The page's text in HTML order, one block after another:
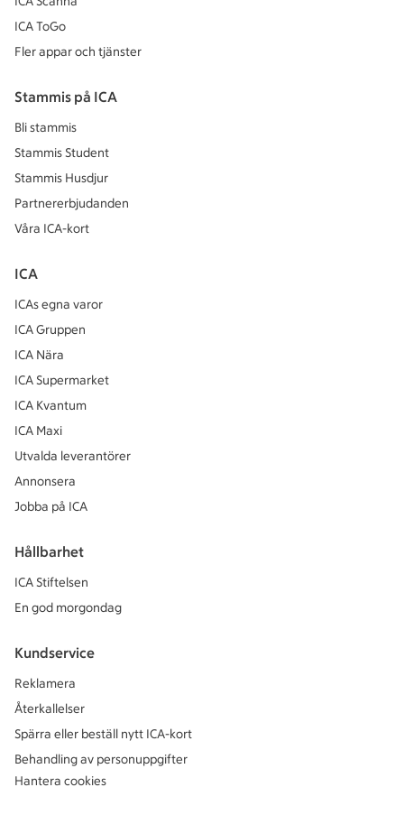
ICA ToGo
Fler appar och tjänster
Stammis på ICA
Bli stammis
Stammis Student
Stammis Husdjur
Partnererbjudanden
Våra ICA-kort
ICA
ICAs egna varor
ICA Gruppen
ICA Nära
ICA Supermarket
ICA Kvantum
ICA Maxi
Utvalda leverantörer
Annonsera
Jobba på ICA
Hållbarhet
ICA Stiftelsen
En god morgondag
Kundservice
Reklamera
Återkallelser
Spärra eller beställ nytt ICA-kort
Behandling av personuppgifter
Hantera cookies